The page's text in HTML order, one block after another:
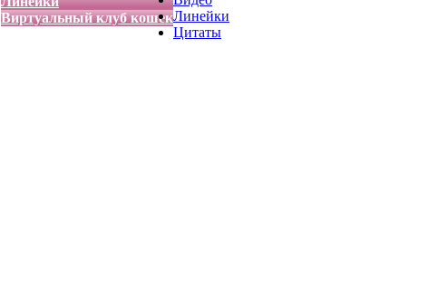
Виртуальный клуб кошекЛинейки
Цитаты